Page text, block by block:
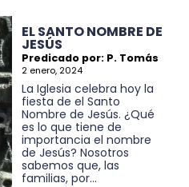
EL SANTO NOMBRE DE
JESÚS
Predicado por: P. Tomás
2 enero, 2024
La Iglesia celebra hoy la
fiesta de el Santo
Nombre de Jesús. ¿Qué
es lo que tiene de
importancia el nombre
de Jesús? Nosotros
sabemos que, las
familias, por...